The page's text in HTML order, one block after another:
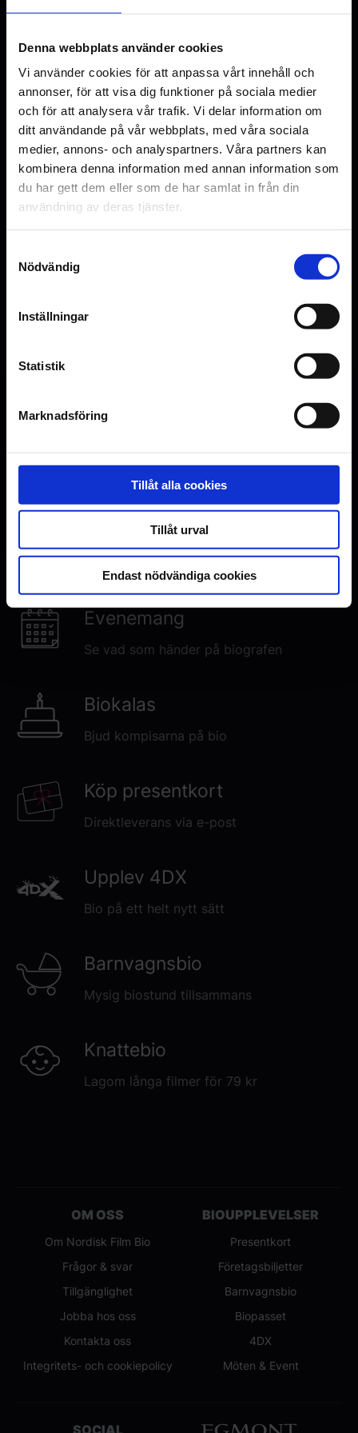
Denna webbplats använder cookies
Vi använder cookies för att anpassa vårt innehåll och
annonser, för att visa dig funktioner på sociala medier
och för att analysera vår trafik. Vi delar information om
ditt användande på vår webbplats, med våra sociala
medier, annons- och analyspartners. Våra partners kan
kombinera denna information med annan information som
du har gett dem eller som de har samlat in från din
användning av deras tjänster.
Nödvändig
Inställningar
Statistik
Marknadsföring
Tillåt alla cookies
Tillåt urval
Endast nödvändiga cookies
Brendan Fraser
Damian Lewis
Chris Messina
Original language
EN
Genre
Drama
Distributör
Scanbox Entertainment Sweden AB
Man: A Knives Out Mystery. Brendan
Fraser Oscarbelönades för The Whale och
sågs senast i Killers of The Flower samt
Rental Family. Damian Lewis (Homeland,
Billions) spelar fältmarskalk Montgomery i
Pressure och Kerry Condon ses som
Eisenhowers sekreterare Kay Summersby,
vars omdöme han satte stort värde på. Vi
Dreams.
Inga visningar i Malmö just nu
September 2026. Visningstider
publiceras här när premiären närmar
sig.
Evenemang
Se vad som händer på biografen
Biokalas
Bjud kompisarna på bio
Köp presentkort
Direktleverans via e-post
Upplev 4DX
Bio på ett helt nytt sätt
Barnvagnsbio
Mysig biostund tillsammans
Knattebio
Lagom långa filmer för 79 kr
OM OSS
Om Nordisk Film Bio
Frågor & svar
Tillgänglighet
Jobba hos oss
Kontakta oss
Integritets- och cookiepolicy
BIOUPPLEVELSER
Presentkort
Företagsbiljetter
Barnvagnsbio
Biopasset
4DX
Möten & Event